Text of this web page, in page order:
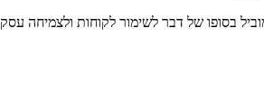
בסופו של דבר לשימור לקוחות ולצמיחה